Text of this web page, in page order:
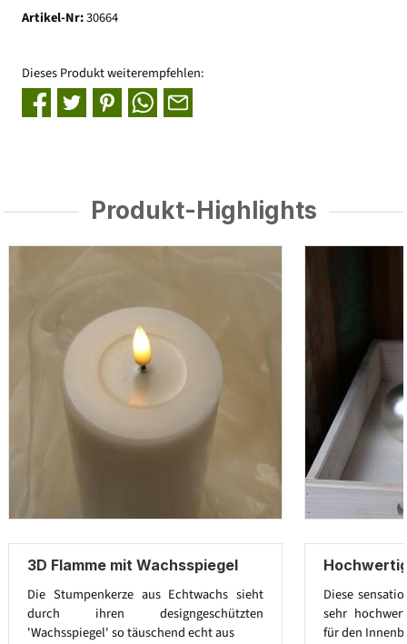
Artikel-Nr:30664
Dieses Produkt weiterempfehlen:
Produkt-Highlights
3D Flamme mit Wachsspiegel
Die Stumpenkerze aus Echtwachs sieht
durch ihren designgeschützten
'Wachsspiegel' so täuschend echt aus
Diese
sehr
für den